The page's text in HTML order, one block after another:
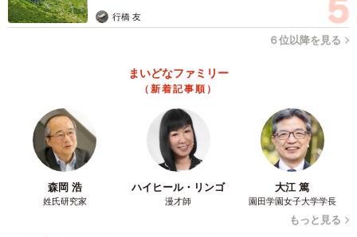
なお、問題を見て「なつかしい！！高校数学の対数関数」
「＜か≦にすると中身が埋まって良いかも？」「似たような
ね」と盛り上がる人たちもいました。ああ、みなさんマニ
投稿について、shelfallさんに聞きました。
―この刺繍…本当にすごいですね。
「はい。妻が手作業でしています。もともと刺繍が趣味な
行橋 友
６位以降を見る
まいどなファミリー
（新着記事順）
森岡 浩
姓氏研究家
ハイヒール・リンゴ
漫才師
大江 篤
園田学園女子大学学長
もっと見る